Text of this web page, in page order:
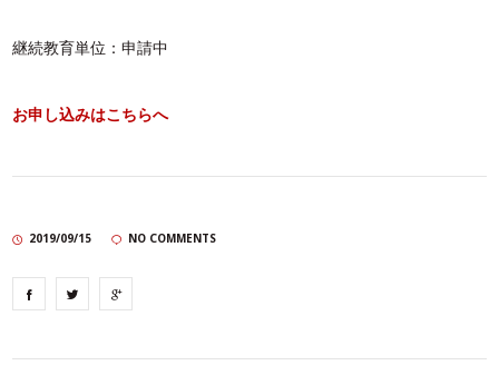
継続教育単位：申請中
お申し込みはこちらへ
2019/09/15 NO COMMENTS